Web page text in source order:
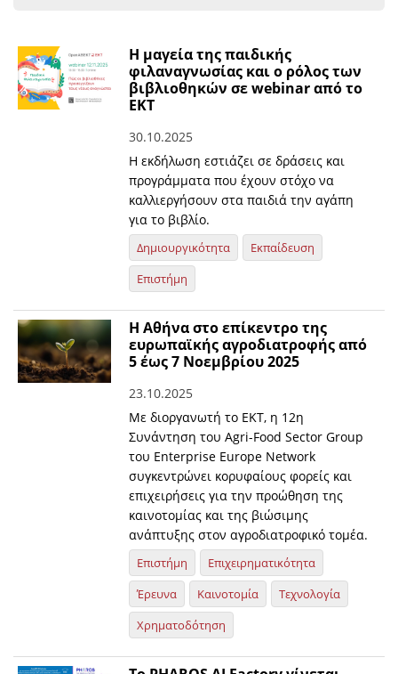
Η μαγεία της παιδικής
φιλαναγνωσίας και ο ρόλος των
βιβλιοθηκών σε webinar από το
ΕΚΤ
30.10.2025
Η εκδήλωση εστιάζει σε δράσεις και
προγράμματα που έχουν στόχο να
καλλιεργήσουν στα παιδιά την αγάπη
για το βιβλίο.
Δημιουργικότητα
Εκπαίδευση
Επιστήμη
Η Αθήνα στο επίκεντρο της
ευρωπαϊκής αγροδιατροφής από
5 έως 7 Νοεμβρίου 2025
23.10.2025
Με διοργανωτή το ΕΚΤ, η 12η
Συνάντηση του Agri-Food Sector Group
του Enterprise Europe Network
συγκεντρώνει κορυφαίους φορείς και
επιχειρήσεις για την προώθηση της
καινοτομίας και της βιώσιμης
ανάπτυξης στον αγροδιατροφικό τομέα.
Επιστήμη
Επιχειρηματικότητα
Έρευνα
Καινοτομία
Τεχνολογία
Χρηματοδότηση